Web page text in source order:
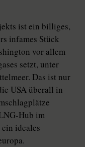
ist ein billiges,
infames Stück
vor allem
setzt, unter
Das ist nur
USA überall in
Hub im
ideales